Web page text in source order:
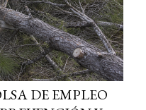
DE EMPLEO